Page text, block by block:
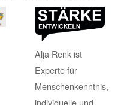
Alja Renk ist
Experte für
Menschenkenntnis,
individuelle und